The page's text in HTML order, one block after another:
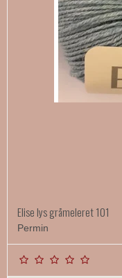
Elise lys gråmeleret 101
Permin